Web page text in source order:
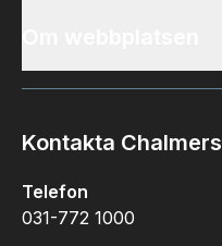
Kontakta Chalmers
Telefon
031-772 1000